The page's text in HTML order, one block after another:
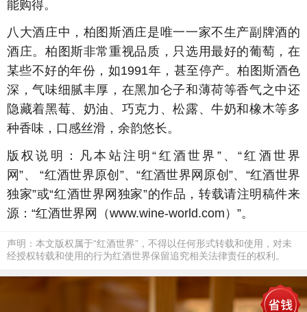
能购得。
八大酒庄中，柏图斯酒庄是唯一一家不生产副牌酒的
酒庄。柏图斯非常重视品质，只选用最好的葡萄，在
某些不好的年份，如1991年，甚至停产。柏图斯酒色
深，气味细腻丰厚，在黑加仑子和薄荷等香气之中还
隐藏着黑莓、奶油、巧克力、松露、牛奶和橡木等多
种香味，口感丝滑，余韵悠长。
版权说明：凡本站注明“红酒世界”、“红酒世界
网”、 “红酒世界原创”、“红酒世界网原创”、“红酒世界
独家”或“红酒世界网独家”的作品，转载请注明稿件来
源：“红酒世界网（www.wine-world.com）”。
声明：本文版权属于“红酒世界”，不得以任何形式转载和使用，对未
经授权转载和使用的行为红酒世界保留追究相关法律责任的权利。